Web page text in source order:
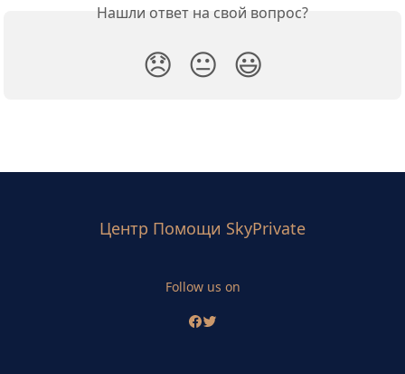
Нашли ответ на свой вопрос?
😞 😐 😃
Центр Помощи SkyPrivate
Follow us on